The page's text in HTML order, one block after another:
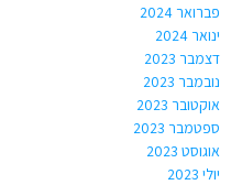
פברואר 2024
ינואר 2024
דצמבר 2023
נובמבר 2023
אוקטובר 2023
ספטמבר 2023
אוגוסט 2023
יולי 2023